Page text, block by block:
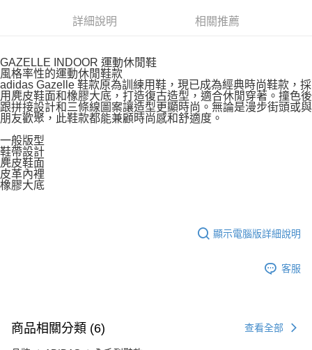
詳細說明 相關推薦
GAZELLE INDOOR 運動休閒鞋
風格率性的運動休閒鞋款
adidas Gazelle 鞋款原為訓練用鞋，現已成為經典時尚鞋款，採
用麂皮鞋面和橡膠大底，打造復古造型，適合休閒穿著。撞色後
跟拼接設計和三條線圖案讓造型更顯時尚。無論是漫步街頭或與
朋友歡聚，此鞋款都能兼顧時尚感和舒適度。
一般版型
鞋帶設計
麂皮鞋面
皮革內裡
橡膠大底
顯示電腦版詳細說明
客服
商品相關分類 (6) 查看全部